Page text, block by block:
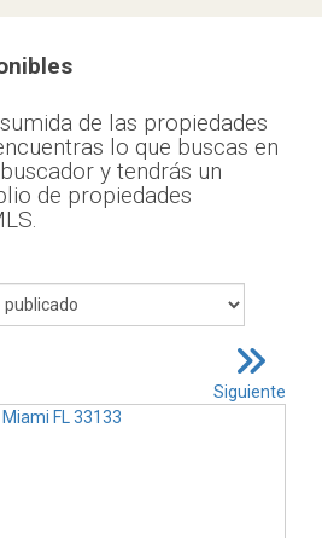
de las propiedades
lo que buscas en
y tendrás un
de propiedades
Siguiente